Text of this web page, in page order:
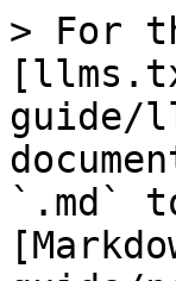
> For
guide/
`.md`